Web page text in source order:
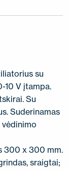
su
10 V įtampa.
Su
Suderinamas
vėdinimo
300 x 300 mm.
sraigtai;